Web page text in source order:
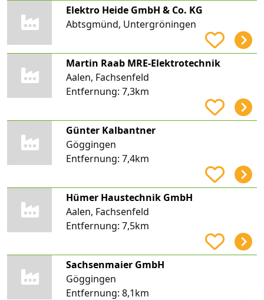
Elektro Heide GmbH & Co. KG
Abtsgmünd, Untergröningen
Martin Raab MRE-Elektrotechnik
Aalen, Fachsenfeld
Entfernung: 7,3km
Günter Kalbantner
Göggingen
Entfernung: 7,4km
Hümer Haustechnik GmbH
Aalen, Fachsenfeld
Entfernung: 7,5km
Sachsenmaier GmbH
Göggingen
Entfernung: 8,1km